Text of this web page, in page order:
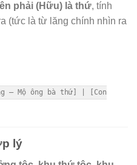
phải (Hữu) là thứ, tính
(tức là từ lăng chính nhìn ra
– Mộ ông bà thứ] | [Con
lý